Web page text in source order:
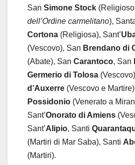
San Simone Stock
dell’Ordine carmelitano),
Cortona (Religiosa), Sant’
(Vescovo), San Brendano di
(Abate), San Carantoco, San
Germerio di Tolosa
d’Auxerre (Vescovo e
Possidonio (Venerato a
Sant’Onorato di Amiens
Sant’Alipio, Santi
(Martiri di Mar Saba), Santi
(Martiri).